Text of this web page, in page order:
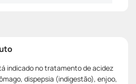
indicado no tratamento de acidez
dispepsia (indigestão), enjoo,